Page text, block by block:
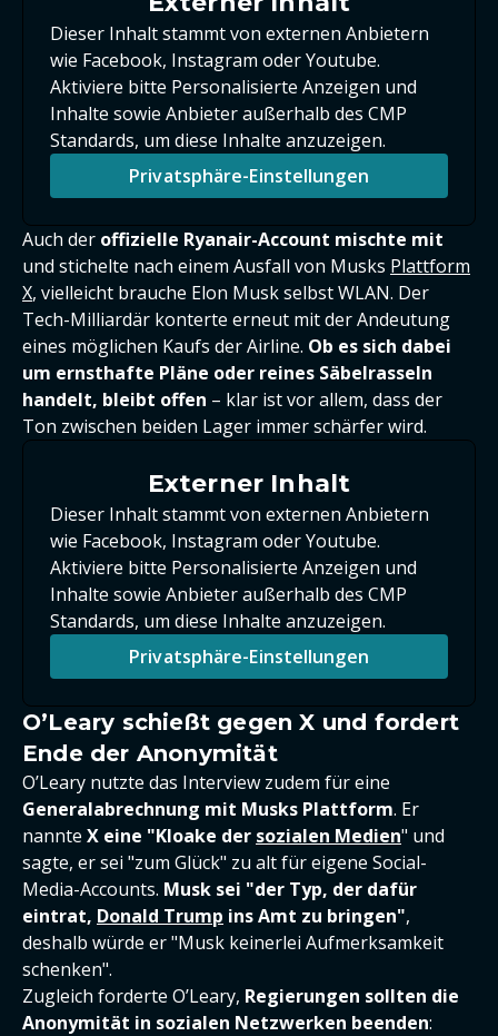
Dieser Inhalt stammt von externen Anbietern
wie Facebook, Instagram oder Youtube.
Aktiviere bitte Personalisierte Anzeigen und
Inhalte sowie Anbieter außerhalb des CMP
Standards, um diese Inhalte anzuzeigen.
Privatsphäre-Einstellungen
Auch der offizielle Ryanair-Account mischte mit
und stichelte nach einem Ausfall von Musks Plattform
X, vielleicht brauche Elon Musk selbst WLAN. Der
Tech-Milliardär konterte erneut mit der Andeutung
eines möglichen Kaufs der Airline. Ob es sich dabei
um ernsthafte Pläne oder reines Säbelrasseln
handelt, bleibt offen – klar ist vor allem, dass der
Ton zwischen beiden Lager immer schärfer wird.
Externer Inhalt
Dieser Inhalt stammt von externen Anbietern
wie Facebook, Instagram oder Youtube.
Aktiviere bitte Personalisierte Anzeigen und
Inhalte sowie Anbieter außerhalb des CMP
Standards, um diese Inhalte anzuzeigen.
Privatsphäre-Einstellungen
O’Leary schießt gegen X und fordert
Ende der Anonymität
O’Leary nutzte das Interview zudem für eine
Generalabrechnung mit Musks Plattform. Er
nannte X eine "Kloake der sozialen Medien" und
sagte, er sei "zum Glück" zu alt für eigene Social-
Media-Accounts. Musk sei "der Typ, der dafür
eintrat, Donald Trump ins Amt zu bringen",
deshalb würde er "Musk keinerlei Aufmerksamkeit
schenken".
Zugleich forderte O’Leary, Regierungen sollten die
Anonymität in sozialen Netzwerken beenden: